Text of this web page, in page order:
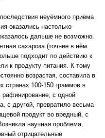
неуёмного приёма
оказались настолько
дальше не возможно.
сахароза (точнее в нём
подходит по действию к
к продукту питания. К тому
возрастая, составила в
странах 100-150 граммов в
рафинирование, с одной
с другой, превратило весьма
продукт во вредный, с
научная проблема,
отрицательные